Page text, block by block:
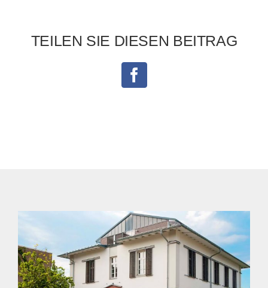
TEILEN SIE DIESEN BEITRAG
Facebook